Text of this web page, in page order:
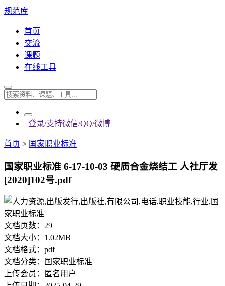
规范库
首页
交流
课题
在线工具
登录/支持微信/QQ/微博
首页 > 国家职业标准
国家职业标准 6-17-10-03 硬质合金烧结工 人社厅发
[2020]102号.pdf
文档页数： 29
文档大小： 1.02MB
文档格式： pdf
文档分类：
国家职业标准
上传会员：
匿名用户